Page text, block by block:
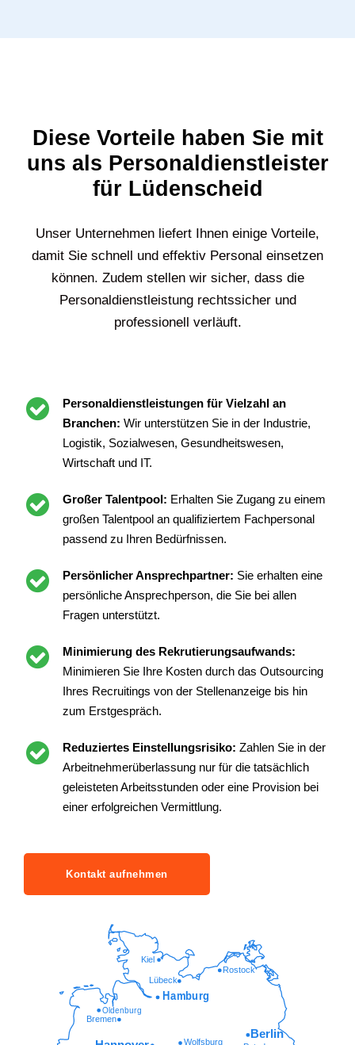
Diese Vorteile haben Sie mit
uns als Personaldienstleister
für Lüdenscheid
Unser Unternehmen liefert Ihnen einige Vorteile,
damit Sie schnell und effektiv Personal einsetzen
können. Zudem stellen wir sicher, dass die
Personaldienstleistung rechtssicher und
professionell verläuft.
Personaldienstleistungen für Vielzahl an
Branchen: Wir unterstützen Sie in der Industrie,
Logistik, Sozialwesen, Gesundheitswesen,
Wirtschaft und IT.
Großer Talentpool: Erhalten Sie Zugang zu einem
großen Talentpool an qualifiziertem Fachpersonal
passend zu Ihren Bedürfnissen.
Persönlicher Ansprechpartner: Sie erhalten eine
persönliche Ansprechperson, die Sie bei allen
Fragen unterstützt.
Minimierung des Rekrutierungsaufwands:
Minimieren Sie Ihre Kosten durch das Outsourcing
Ihres Recruitings von der Stellenanzeige bis hin
zum Erstgespräch.
Reduziertes Einstellungsrisiko: Zahlen Sie in der
Arbeitnehmerüberlassung nur für die tatsächlich
geleisteten Arbeitsstunden oder eine Provision bei
einer erfolgreichen Vermittlung.
Kontakt aufnehmen
Wolfsburg
Oldenburg
Lübeck
Rostock
Kiel
Berlin
Bremen
Hamburg